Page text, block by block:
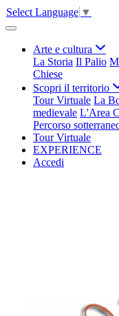
Select Language ▼
Arte e cultura
La Storia Il Palio
Chiese
Scopri il territorio
Tour Virtuale La
medievale L'Area
Percorso
Tour Virtuale
EXPERIENCE
Accedi